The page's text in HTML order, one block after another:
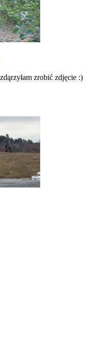
zrobić zdjęcie :)